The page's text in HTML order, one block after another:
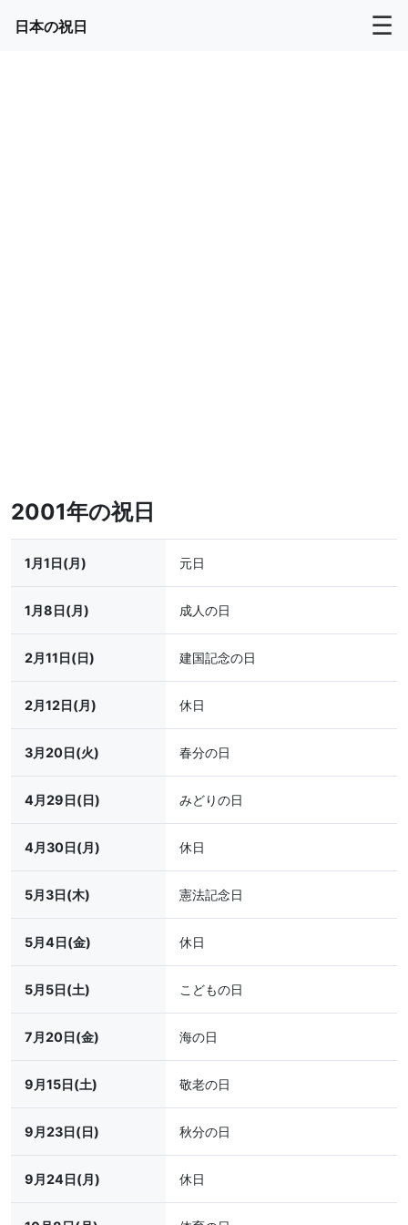
日本の祝日 ☰
2001年の祝日
1月1日(月) 元日
1月8日(月) 成人の日
2月11日(日) 建国記念の日
2月12日(月) 休日
3月20日(火) 春分の日
4月29日(日) みどりの日
4月30日(月) 休日
5月3日(木) 憲法記念日
5月4日(金) 休日
5月5日(土) こどもの日
7月20日(金) 海の日
9月15日(土) 敬老の日
9月23日(日) 秋分の日
9月24日(月) 休日